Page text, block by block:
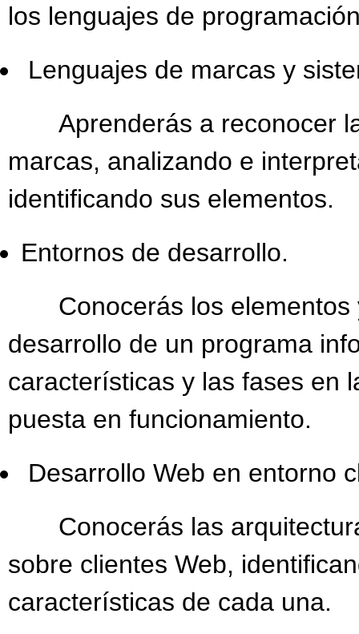
los lenguajes de
Lenguajes de marcas y
Aprenderás a reconocer
marcas, analizando e
identificando sus elementos.
Entornos de desarrollo.
Conocerás los elementos
desarrollo de un programa
características y las fases en
puesta en funcionamiento.
Desarrollo Web en entorno
Conocerás las
sobre clientes Web,
características de cada una.